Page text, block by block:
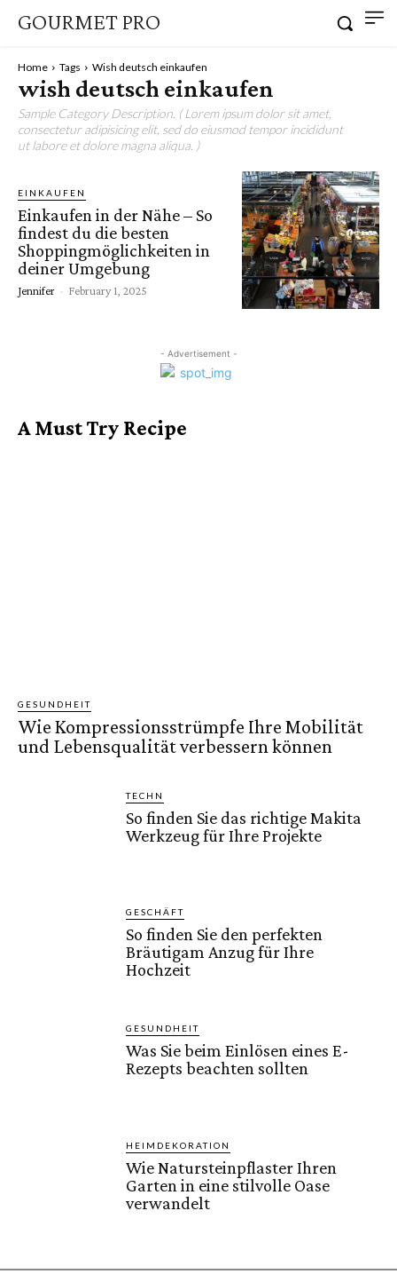
GOURMET PRO
Home Tags Wish deutsch einkaufen
wish deutsch einkaufen
Sample Category Description. ( Lorem ipsum dolor sit amet,
consectetur adipisicing elit, sed do eiusmod tempor incididunt
ut labore et dolore magna aliqua. )
EINKAUFEN
Einkaufen in der Nähe – So
findest du die besten
Shoppingmöglichkeiten in
deiner Umgebung
Jennifer - February 1, 2025
- Advertisement -
A Must Try Recipe
GESUNDHEIT
Wie Kompressionsstrümpfe Ihre Mobilität
und Lebensqualität verbessern können
TECHN
So finden Sie das richtige Makita
Werkzeug für Ihre Projekte
GESCHÄFT
So finden Sie den perfekten
Bräutigam Anzug für Ihre
Hochzeit
GESUNDHEIT
Was Sie beim Einlösen eines E-
Rezepts beachten sollten
HEIMDEKORATION
Wie Natursteinpflaster Ihren
Garten in eine stilvolle Oase
verwandelt